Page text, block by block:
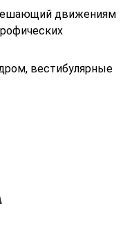
движениям
вестибулярные